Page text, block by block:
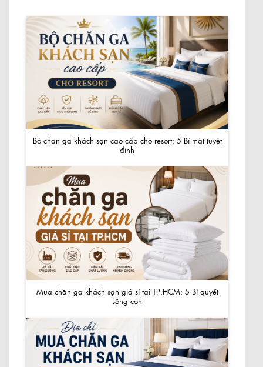
Bộ chăn ga khách sạn cao cấp cho resort: 5 Bí mật tuyệt
đỉnh
Mua chăn ga khách sạn giá sỉ tại TP.HCM: 5 Bí quyết
sống còn